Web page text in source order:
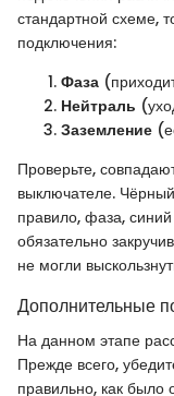
стандартной схеме,
подключения:
Фаза
Нейтраль
Заземление
Проверьте,
выключателе.
правило, фаза,
обязательно
не могли
Дополнительные
На данном этапе
Прежде всего,
правильно, как было